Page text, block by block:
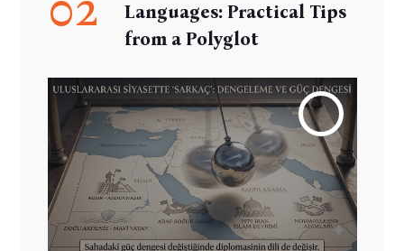
Languages: Practical Tips
from a Polyglot